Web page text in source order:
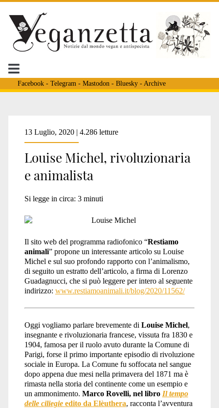
Facebook- Telegram - Mastodon - Bluesky- Archive
Tag:
<span>pioniere
dell’animalismo</span>
13 Luglio, 2020 | 4.286 letture
Louise Michel, rivoluzionaria
e animalista
Si legge in circa: 3 minuti
Il sito web del programma radiofonico “Restiamo
animali” propone un interessante articolo su Louise
Michel e sul suo profondo rapporto con l’animalismo,
di seguito un estratto dell’articolo, a firma di Lorenzo
Guadagnucci, che si può leggere per intero al seguente
indirizzo: www.restiamoanimali.it/blog/2020/11562/
Oggi vogliamo parlare brevemente di Louise Michel,
insegnante e rivoluzionaria francese, vissuta fra 1830 e
1904, famosa per il ruolo avuto durante la Comune di
Parigi, forse il primo importante episodio di rivoluzione
sociale in Europa. La Comune fu soffocata nel sangue
dopo appena due mesi nella primavera del 1871 ma è
rimasta nella storia del continente come un esempio e
un ammonimento. Marco Rovelli, nel libro Il tempo
delle ciliegie edito da Elèuthera, racconta l’avventura